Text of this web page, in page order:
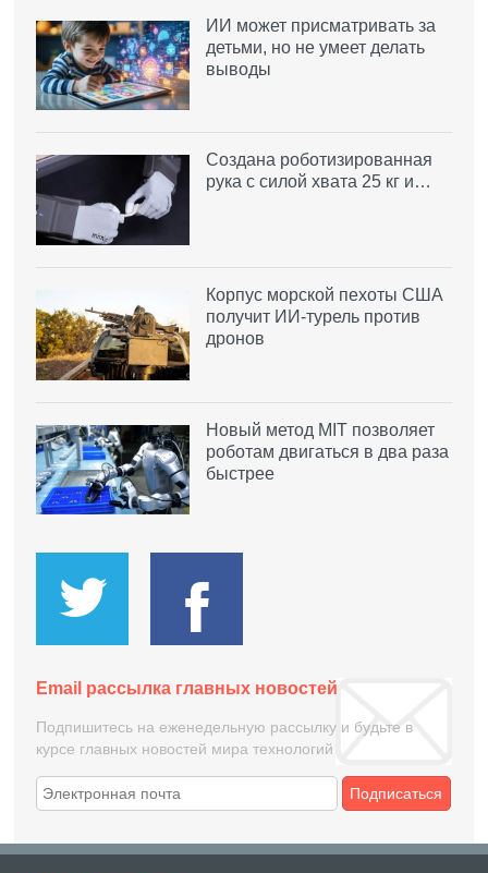
ИИ может присматривать за
детьми, но не умеет делать
выводы
Создана роботизированная
рука с силой хвата 25 кг и…
Корпус морской пехоты США
получит ИИ-турель против
дронов
Новый метод MIT позволяет
роботам двигаться в два раза
быстрее
Email рассылка главных новостей
Подпишитесь на еженедельную рассылку и будьте в
курсе главных новостей мира технологий
Подписаться